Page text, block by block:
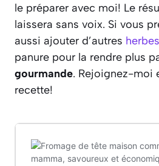
le préparer avec moi! Le
laissera sans voix. Si vous
aussi ajouter d’autres
panure pour la rendre plus
gourmande. Rejoignez-moi
recette!